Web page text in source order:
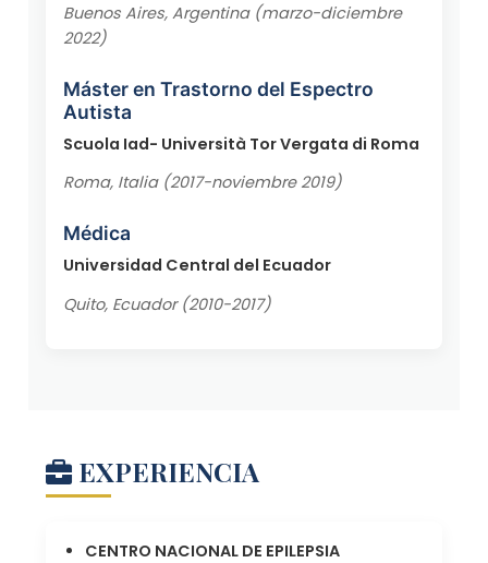
Buenos Aires, Argentina (marzo-diciembre
2022)
Máster en Trastorno del Espectro
Autista
Scuola Iad- Università Tor Vergata di Roma
Roma, Italia (2017-noviembre 2019)
Médica
Universidad Central del Ecuador
Quito, Ecuador (2010-2017)
EXPERIENCIA
CENTRO NACIONAL DE EPILEPSIA